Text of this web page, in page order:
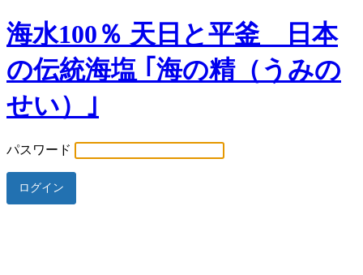
海水100％ 天日と平釜 日本
の伝統海塩 ｢海の精（うみの
せい）｣
パスワード